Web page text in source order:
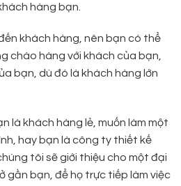
hàng bạn.
khách hàng, nên bạn có thể
chào hàng với khách của bạn,
bạn, dù đó là khách hàng lớn
là khách hàng lẻ, muốn làm một
hay bạn là công ty thiết kế
tôi sẽ giới thiệu cho một đại
gần bạn, để họ trực tiếp làm việc